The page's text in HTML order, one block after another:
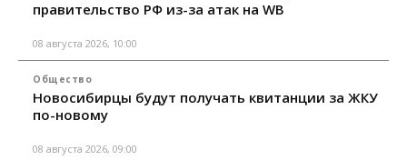
правительство РФ из-за атак на WB
08 августа 2026, 10:00
Общество
Новосибирцы будут получать квитанции за ЖКУ
по-новому
08 августа 2026, 09:00